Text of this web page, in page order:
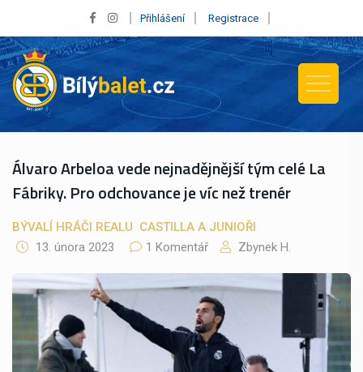
Přihlášení Registrace
Álvaro Arbeloa vede nejnadějnější tým celé La
Fábriky. Pro odchovance je víc než trenér
BÝVALÍ HRÁČI REALU CASTILLA A JUNIOŘI
13. února 2023
1 Komentář Zbynek H.